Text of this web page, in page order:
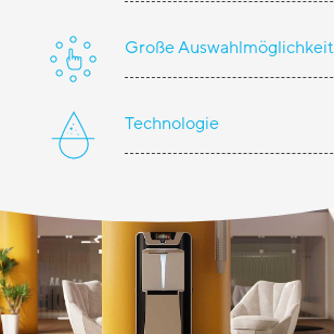
Große Auswahlmöglichkeit
Technologie